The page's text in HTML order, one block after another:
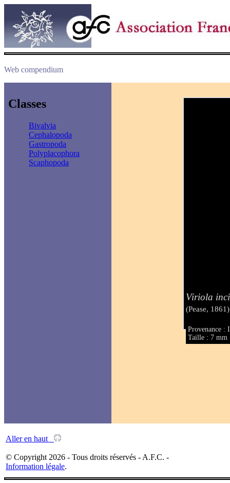
Web compendium
Classes
Bivalvia
Cephalopoda
Gastropoda
Polyplacophora
Scaphopoda
Viriola
(Pease, 1861)
Provenance :
Taille : 7 mm
Aller en haut
© Copyright 2026 - Tous droits réservés - A.F.C. -
Information légale.